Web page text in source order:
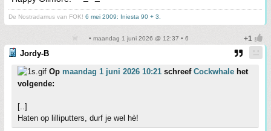
De Nostradamus van FOK! 6 mei 2009: Iniesta 90 + 3.
• maandag 1 juni 2026 @ 12:37 • 6
Jordy-B
Op maandag 1 juni 2026 10:21 schreef Cockwhale het
volgende:
[..]
Haten op lilliputters, durf je wel hè!